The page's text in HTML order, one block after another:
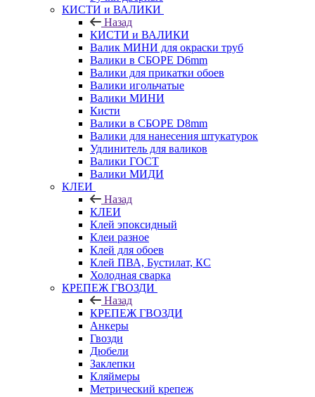
КИСТИ и ВАЛИКИ
Назад
КИСТИ и ВАЛИКИ
Валик МИНИ для окраски труб
Валики в СБОРЕ D6mm
Валики для прикатки обоев
Валики игольчатые
Валики МИНИ
Кисти
Валики в СБОРЕ D8mm
Валики для нанесения штукатурок
Удлинитель для валиков
Валики ГОСТ
Валики МИДИ
КЛЕИ
Назад
КЛЕИ
Клей эпоксидный
Клеи разное
Клей для обоев
Клей ПВА, Бустилат, КС
Холодная сварка
КРЕПЕЖ ГВОЗДИ
Назад
КРЕПЕЖ ГВОЗДИ
Анкеры
Гвозди
Дюбели
Заклепки
Кляймеры
Метрический крепеж